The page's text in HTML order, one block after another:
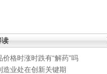
读
价格时涨时跌有“解药”吗
造业处在创新关键期